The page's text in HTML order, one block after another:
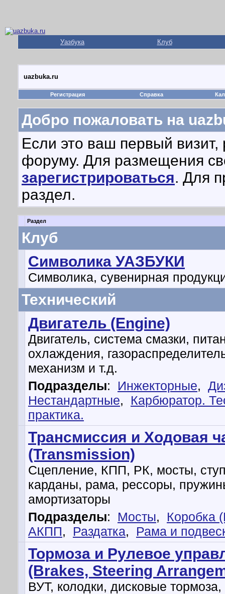
Уазбука Клуб
uazbuka.ru
Регистрация Справка
Добро пожаловать на
Если это ваш первый
форуму. Для размещения
зарегистрироваться. Для
раздел.
Раздел
Клуб
Символика УАЗБУКИ
Символика, сувенирная
Технический
Двигатель (Engine)
Двигатель, система смазки,
охлаждения,
механизм и т.д.
Подразделы: Инжекторные,
Нестандартные,
Карбюратор.
практика.
Трансмиссия и Ходовая
(Transmission)
Сцепление, КПП, РК, мосты,
карданы, рама, рессоры,
амортизаторы
Подразделы: Мосты,
Коробка
АКПП, Раздатка, Рама и
Тормоза и Рулевое
(Brakes, Steering
ВУТ, колодки, дисковые